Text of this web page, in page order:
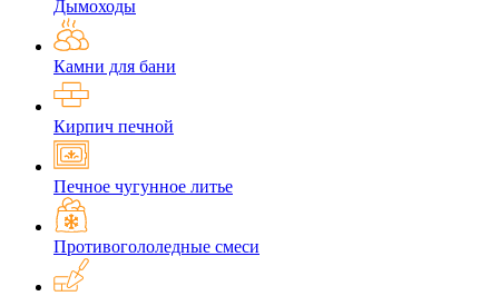
Дымоходы
Камни для бани
Кирпич печной
Печное чугунное литье
Противогололедные смеси